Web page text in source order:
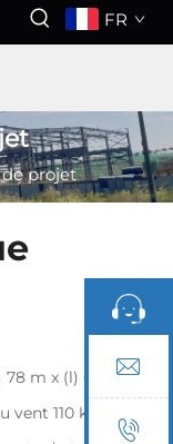
FR
projet
78 m x (l) 66 m x
vent 110 km/h |